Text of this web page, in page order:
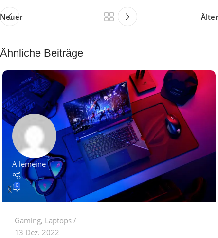
Neuer Älter
Ähnliche Beiträge
Allemeine
0
Gaming, Laptops
13 Dez. 2022